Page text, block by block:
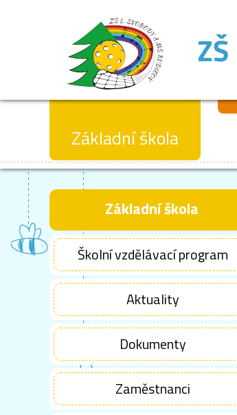
ZŠ
Základní škola
Základní škola
Školní vzdělávací program
Aktuality
Dokumenty
Zaměstnanci